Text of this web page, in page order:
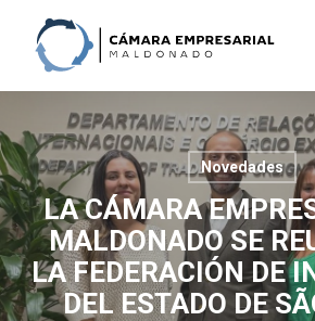
main
content
Novedades
LA CÁMARA
MALDONADO SE
LA FEDERACIÓN DE
DEL ESTADO DE